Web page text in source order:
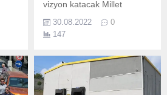
vizyon katacak Millet
binasının temelini attı
Yeşile ve doğaya büyük
Büyükşehir Belediyesi, bu
bağlamda Karamürsel’e
kazandıracağı Millet
30.08.2022
0
147